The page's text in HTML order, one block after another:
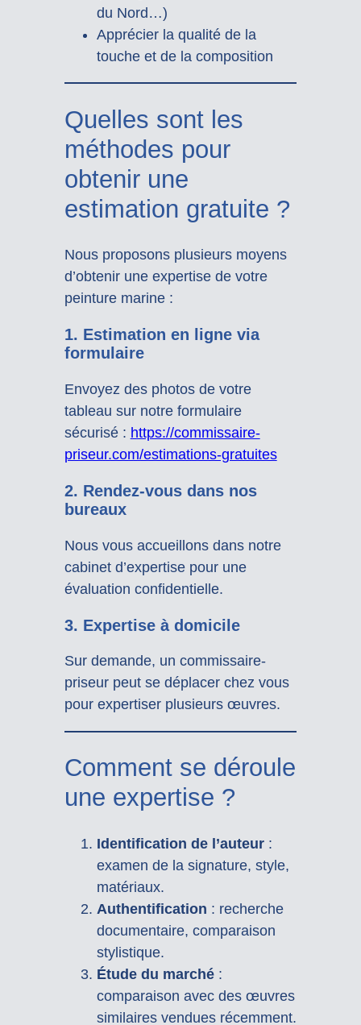
du Nord…)
Apprécier la qualité de la
touche et de la composition
Quelles sont les
méthodes pour
obtenir une
estimation gratuite ?
Nous proposons plusieurs moyens
d’obtenir une expertise de votre
peinture marine :
1. Estimation en ligne via
formulaire
Envoyez des photos de votre
tableau sur notre formulaire
sécurisé : https://commissaire-
priseur.com/estimations-gratuites
2. Rendez-vous dans nos
bureaux
Nous vous accueillons dans notre
cabinet d’expertise pour une
évaluation confidentielle.
3. Expertise à domicile
Sur demande, un commissaire-
priseur peut se déplacer chez vous
pour expertiser plusieurs œuvres.
Comment se déroule
une expertise ?
Identification de l’auteur:
examen de la signature, style,
matériaux.
Authentification : recherche
documentaire, comparaison
stylistique.
Étude du marché:
comparaison avec des œuvres
similaires vendues récemment.